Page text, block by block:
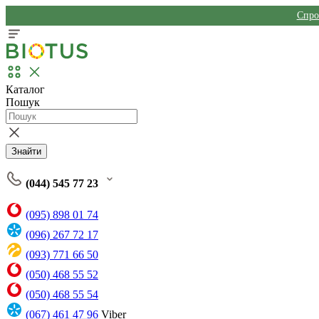
Каталог
Пошук
Знайти
(044) 545 77 23
(095) 898 01 74
(096) 267 72 17
(093) 771 66 50
(050) 468 55 52
(050) 468 55 54
(067) 461 47 96 Viber